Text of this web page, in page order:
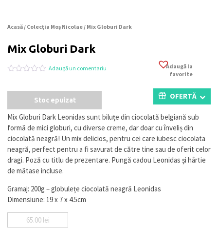
Acasă/ Colecția Moș Nicolae/ Mix Globuri Dark
Mix Globuri Dark
0
5
pe
a
evaluări
la
clienți
Adaugă un comentariu
Adaugă la
favorite
Stoc epuizat OFERTĂ
Mix Globuri Dark Leonidas sunt biluțe din ciocolată belgiană sub
formă de mici globuri, cu diverse creme, dar doar cu înveliș din
ciocolată neagră! Un mix delicios, pentru cei care iubesc ciocolata
neagră, perfect pentru a fi savurat de către tine sau de oferit celor
dragi. Poză cu titlu de prezentare. Pungă cadou Leonidas și hârtie
de mătase incluse.
Gramaj: 200g – globulețe ciocolată neagră Leonidas
Dimensiune: 19 x 7 x 4.5cm
65.00 lei